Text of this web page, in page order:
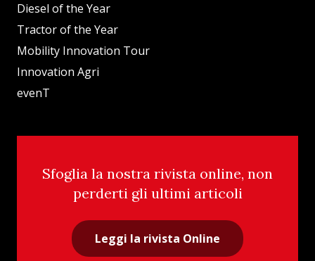
Diesel of the Year
Tractor of the Year
Mobility Innovation Tour
Innovation Agri
evenT
Sfoglia la nostra rivista online, non
perderti gli ultimi articoli
Leggi la rivista Online